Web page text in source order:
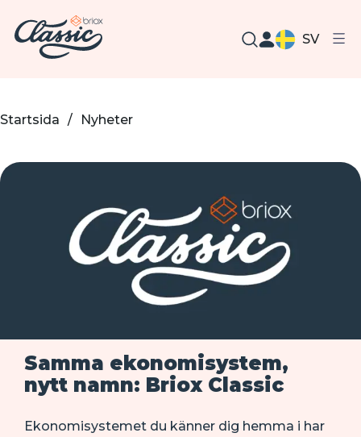
SV
Startsida / Nyheter
Samma ekonomisystem,
nytt namn: Briox Classic
Ekonomisystemet du känner dig hemma i har